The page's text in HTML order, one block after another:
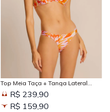
Top Meia Taça + Tanga Lateral
Larga Estampada Sun Kissed
R$ 239,90
R$ 159,90